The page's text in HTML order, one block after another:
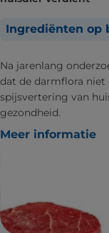
Ingrediënten op
Na jarenlang
dat de darmflora niet
spijsvertering van
gezondheid.
Meer informatie